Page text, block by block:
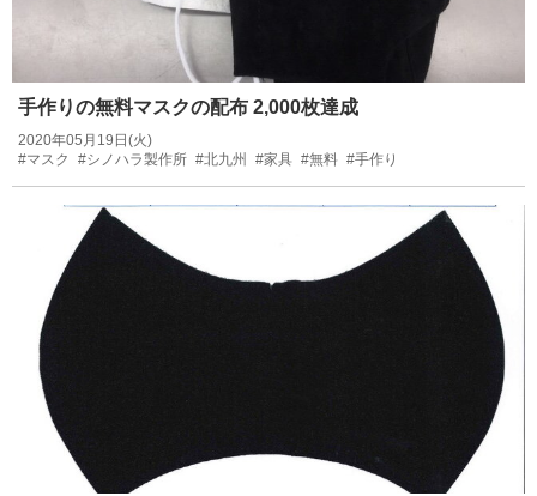
手作りの無料マスクの配布 2,000枚達成
2020年05月19日(火)
#マスク
#シノハラ製作所 #北九州 #家具 #無料 #手作り